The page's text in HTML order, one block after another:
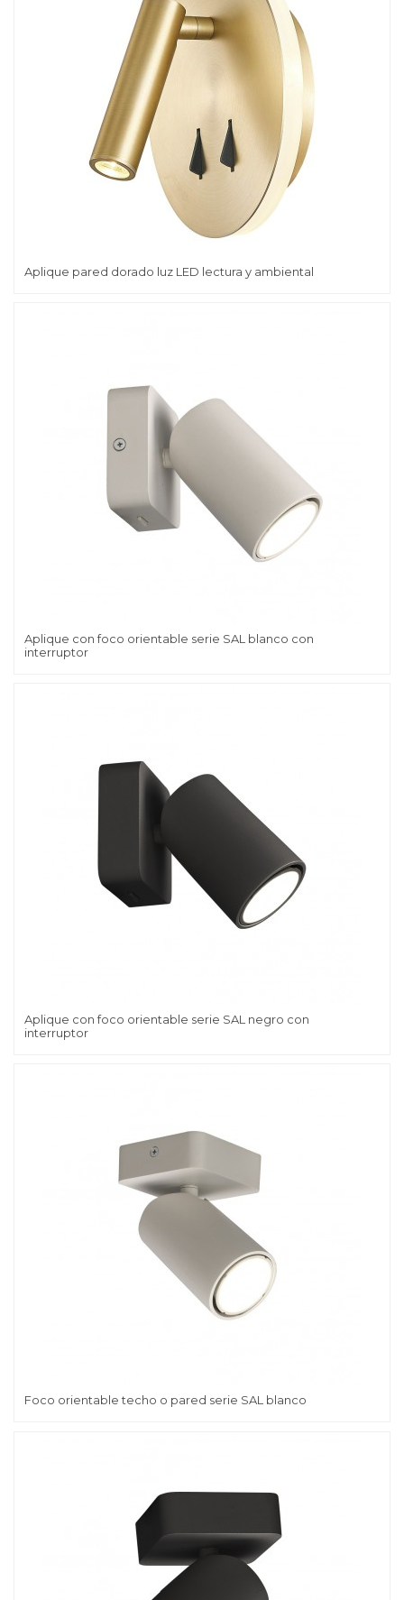
Aplique pared dorado luz LED lectura y ambiental
Aplique con foco orientable serie SAL blanco con
interruptor
Aplique con foco orientable serie SAL negro con
interruptor
Foco orientable techo o pared serie SAL blanco